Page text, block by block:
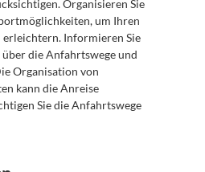
Organisieren Sie
um Ihren
erleichtern. Informieren Sie
die Anfahrtswege und
Organisation von
kann die Anreise
Sie die Anfahrtswege